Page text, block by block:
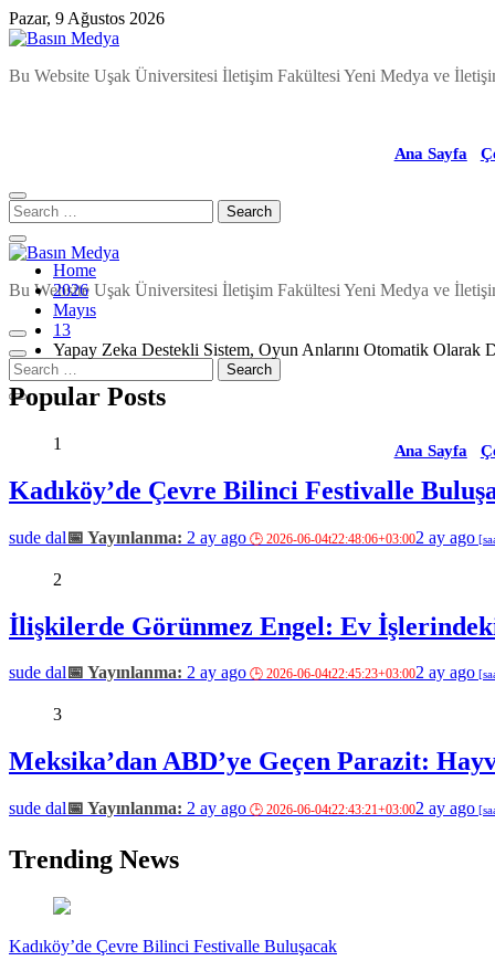
Skip
to
Pazar, 9 Ağustos 2026
Basın Medya
Bu Website Uşak Üniversitesi İletişim Fakültesi Yeni Medya ve
Ana Sayfa
Basın Medya
Bu Website Uşak Üniversitesi İletişim Fakültesi Yeni Medya ve
Ana Sayfa
Home
2026
Mayıs
13
Yapay Zeka Destekli Sistem, Oyun Anlarını Otomatik Olarak
Popular Posts
1
Kadıköy’de Çevre Bilinci Festivalle
sude dal 2 ay ago 2 ay ago
2
İlişkilerde Görünmez Engel: Ev
sude dal 2 ay ago 2 ay ago
3
Meksika’dan ABD’ye Geçen Parazit:
sude dal 2 ay ago 2 ay ago
Trending News
Kadıköy’de Çevre Bilinci Festivalle Buluşacak